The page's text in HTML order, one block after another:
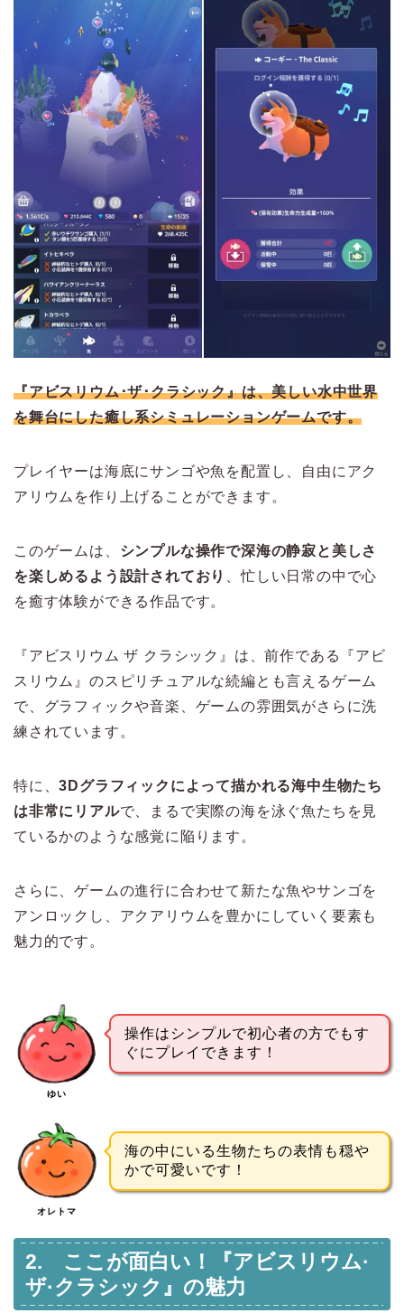
『アビスリウム･ザ･クラシック』は、美しい水中世界
を舞台にした癒し系シミュレーションゲームです。
プレイヤーは海底にサンゴや魚を配置し、自由にアク
アリウムを作り上げることができます。
このゲームは、 シンプルな操作で深海の静寂と美しさ
を楽しめるよう設計されており
、忙しい日常の中で心
を癒す体験ができる作品です。
『アビスリウム ザ クラシック』は、前作である『アビ
スリウム』のスピリチュアルな続編とも言えるゲーム
で、グラフィックや音楽、ゲームの雰囲気がさらに洗
練されています。
特に、3Dグラフィックによって描かれる海中生物たち
は非常にリアルで、まるで実際の海を泳ぐ魚たちを見
ているかのような感覚に陥ります。
さらに、ゲームの進行に合わせて新たな魚やサンゴを
アンロックし、アクアリウムを豊かにしていく要素も
魅力的です。
ゆい
操作はシンプルで初心者の方でもす
ぐにプレイできます！
オレトマ
海の中にいる生物たちの表情も穏や
かで可愛いです！
2. ここが面白い！『アビスリウム·
ザ·クラシック』の魅力